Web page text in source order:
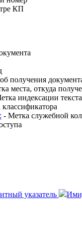
КП
получения
места, откуда
индексации текста
- Метка служебной
указатель